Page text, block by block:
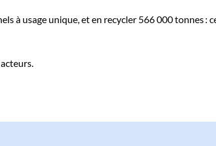
à usage unique, et en recycler 566 000 tonnes :